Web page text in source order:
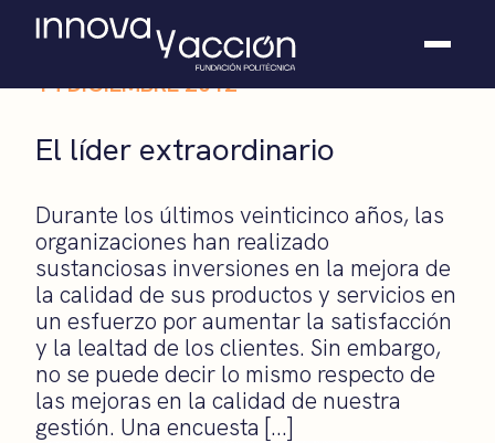
Somos fundación
Casos de éxito
El club
Contacto
14 DICIEMBRE 2012
El líder extraordinario
Durante los últimos veinticinco años, las
organizaciones han realizado
sustanciosas inversiones en la mejora de
la calidad de sus productos y servicios en
un esfuerzo por aumentar la satisfacción
y la lealtad de los clientes. Sin embargo,
no se puede decir lo mismo respecto de
las mejoras en la calidad de nuestra
gestión. Una encuesta […]